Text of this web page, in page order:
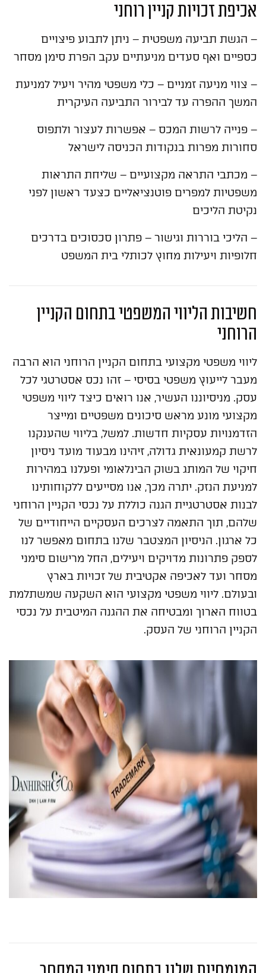
אכיפת זכויות קניין רוחני
– הגשת תביעה משפטית – ניתן לתבוע פיצויים
כספיים ואף סעדים מניעתיים עקב הפרת סימן מסחר
– צווי מניעה זמניים – כלי משפטי מהיר ויעיל למניעת
המשך ההפרה עד לבירור התביעה העיקרית
– פנייה לרשות המכס – אפשרות לעצור ולתפוס
סחורות מפרות בנקודות הכניסה לישראל
– מכתבי התראה מקצועיים – שליחת התראות
משפטיות למפרים פוטנציאליים כצעד ראשון לפני
נקיטת הליכים
– הליכי בוררות וגישור – פתרון סכסוכים בדרכים
חלופיות ויעילות מחוץ לכותלי בית המשפט
חשיבות הליווי המשפטי בתחום הקניין
הרוחני
ליווי משפטי מקצועי בתחום הקניין הרוחני הוא הרבה
מעבר לייעוץ משפטי בסיסי – זהו נכס אסטרטגי לכל
עסק. מניסיוננו העשיר, אנו רואים כיצד ליווי משפטי
מקצועי מונע מראש סיכונים משפטיים ומייצר
הזדמנויות עסקיות חדשות. למשל, בליווי שהענקנו
לרשת קמעונאית גדולה, זיהינו מבעוד מועד ניסיון
חיקוי של המותג בשוק הבינלאומי ופעלנו במהירות
למניעת הנזק. יתרה מכך, אנו מסייעים ללקוחותינו
לבנות אסטרטגיית הגנה כוללת על נכסי הקניין הרוחני
שלהם, תוך התאמה לצרכים העסקיים הייחודיים של
כל ארגון. הניסיון המצטבר שלנו בתחום מאפשר לנו
לספק פתרונות מדויקים ויעילים, החל מרישום סימני
מסחר ועד לאכיפה אקטיבית של זכויות בארץ
ובעולם. ליווי משפטי מקצועי הוא השקעה שמשתלמת
בטווח הארוך ומבטיחה את ההגנה המיטבית על נכסי
הקניין הרוחני של העסק.